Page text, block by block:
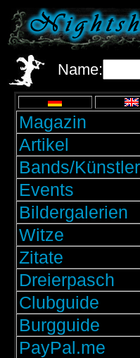
Name:
Magazin
Artikel
Bands/Künstler
Events
Bildergalerien
Witze
Zitate
Dreierpasch
Clubguide
Burgguide
PayPal.me